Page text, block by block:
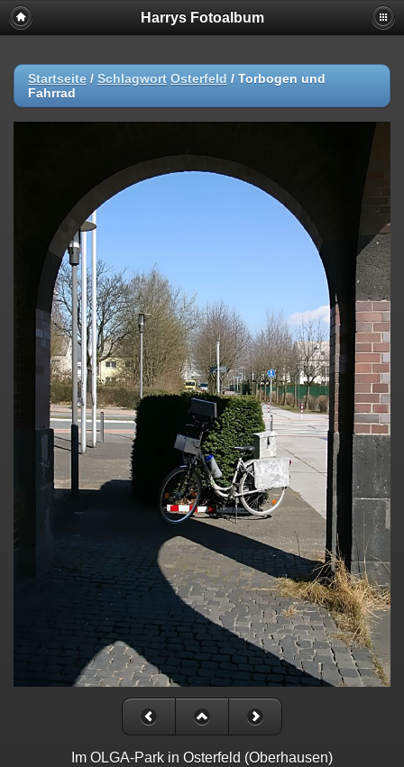
Harrys Fotoalbum
Startseite / Schlagwort Osterfeld / Torbogen und
Fahrrad
Im OLGA-Park in Osterfeld (Oberhausen)